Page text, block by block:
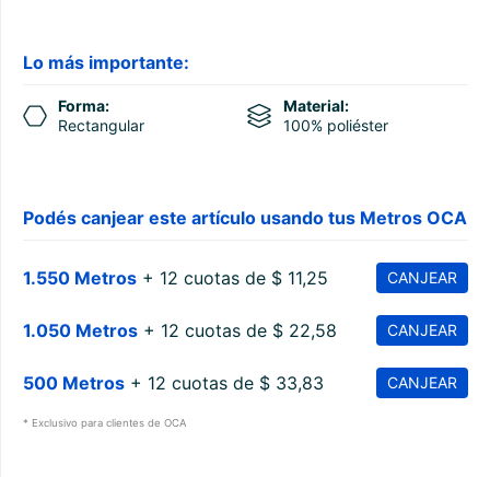
Lo más importante:
Forma:
Rectangular
Material:
100% poliéster
Podés canjear este artículo usando tus Metros OCA
1.550 Metros + 12 cuotas de $ 11,25 CANJEAR
1.050 Metros + 12 cuotas de $ 22,58 CANJEAR
500 Metros + 12 cuotas de $ 33,83 CANJEAR
* Exclusivo para clientes de OCA